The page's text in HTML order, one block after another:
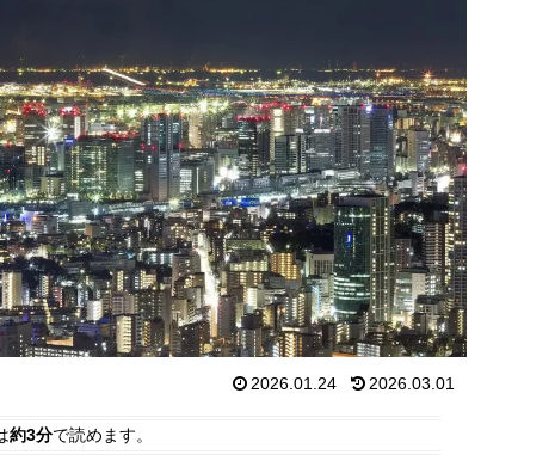
2026.01.24 2026.03.01
約3分で読めます。